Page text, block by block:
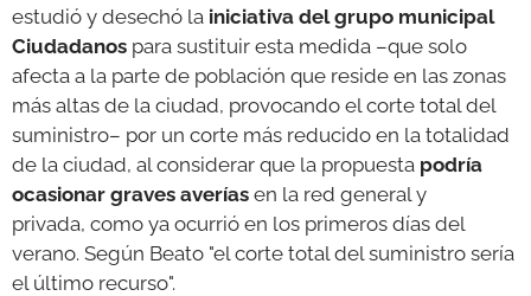
estudió y desechó la iniciativa del grupo municipal
Ciudadanos para sustituir esta medida –que solo
afecta a la parte de población que reside en las zonas
más altas de la ciudad, provocando el corte total del
suministro– por un corte más reducido en la totalidad
de la ciudad, al considerar que la propuesta podría
ocasionar graves averías en la red general y
privada, como ya ocurrió en los primeros días del
verano. Según Beato "el corte total del suministro sería
el último recurso".